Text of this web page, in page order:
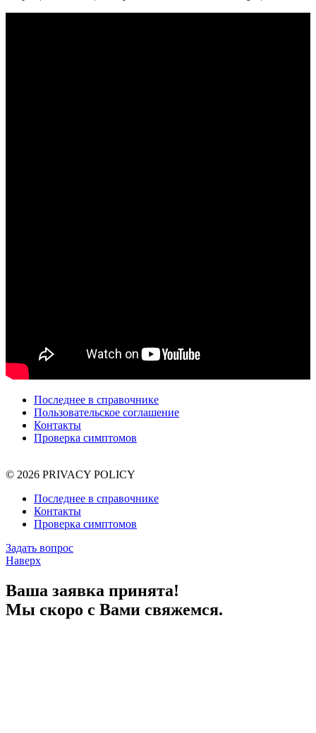
Последнее в справочнике
Пользовательское соглашение
Контакты
Проверка симптомов
© 2026 PRIVACY POLICY
Последнее в справочнике
Контакты
Проверка симптомов
Задать вопрос
Наверх
Ваша заявка принята!
Мы скоро с Вами свяжемся.